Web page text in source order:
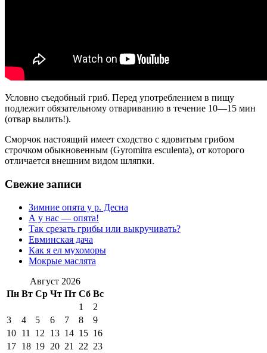
Условно съедобный гриб. Перед употреблением в пищу
подлежит обязательному отвариванию в течение 10—15 мин
(отвар вылить!).
Сморчок настоящий имеет сходство с ядовитым грибом
строчком обыкновенным (Gyromitra esculenta), от которого
отличается внешним видом шляпки.
Свежие записи
Зимние опята у р. Десна
А у нас — опята!
Так срезать грибы или выкручивать?
Евминская дача
Как я ел мухоморы
Мокрые маслята
Август 2026
Пн Вт Ср Чт Пт Сб Вс
1
2
3
4 5 6 7 8
9
10 11 12 13 14 15 16
17 18 19 20 21 22 23